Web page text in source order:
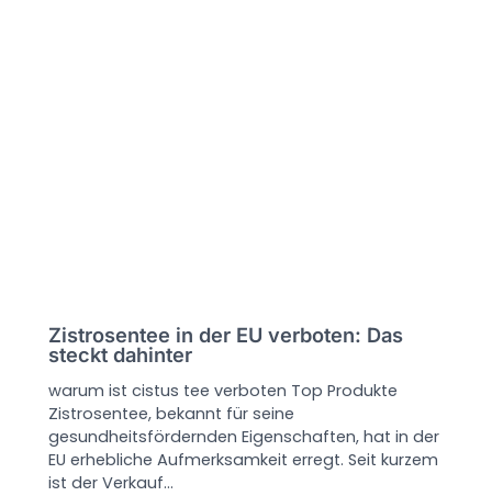
Zistrosentee in der EU verboten: Das
steckt dahinter
warum ist cistus tee verboten Top Produkte
Zistrosentee, bekannt für seine
gesundheitsfördernden Eigenschaften, hat in der
EU erhebliche Aufmerksamkeit erregt. Seit kurzem
ist der Verkauf…